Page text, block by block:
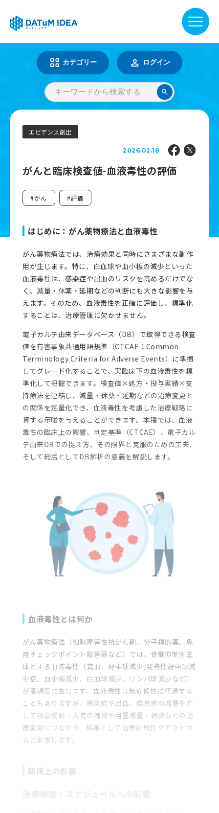
DATuM IDEA® について
提供サービス
活用事例
お知らせ
資料ダウンロード
よくあるご質問
お問い合わせ
カテゴリー ログイン
エビデンス創出
2026.02.18
がんと臨床検査値-血液毒性の評価
#がん #評価
はじめに：がん薬物療法と血液毒性
がん薬物療法では、治療効果と同時にさまざまな副作
用が生じます。特に、白血球や血小板の減少といった
血液毒性は、感染症や出血のリスクを高めるだけでな
く、減量・休薬・延期などの判断にも大きな影響を与
えます。そのため、血液毒性を正確に評価し、標準化
することは、治療管理に欠かせません。
電子カルテ由来データベース（DB）で取得できる検査
値を有害事象共通用語規準（CTCAE：Common
Terminology Criteria for Adverse Events）に準拠
してグレード化することで、実臨床下の血液毒性を標
準化して把握できます。検査値×処方・投与実績×支
持療法を連結し、減量・休薬・延期などの治療変更と
の関係を定量化でき、血液毒性を考慮した治療戦略に
資する示唆を与えることができます。本稿では、血液
毒性の臨床上の影響、判定基準（CTCAE）、電子カル
テ由来DBでの捉え方、その限界と克服のための工夫、
そして総括としてDB解析の意義を解説します。
血液毒性とは何か
がん薬物療法（細胞障害性抗がん剤、分子標的薬、免
疫チェックポイント阻害薬など）では、骨髄抑制を主
体とする血液毒性（貧血、好中球減少/発熱性好中球減
少症、血小板減少、白血球減少、リンパ球減少など）
が高頻度に生じます。血液毒性は無症候性に経過する
こともありますが、感染症や出血、倦怠感の増悪を介
して救急受診・入院の増加や用量減量・休薬などの治
療変更につながり、結果として治療継続性やアウトカ
ムに影響します。
臨床上の影響